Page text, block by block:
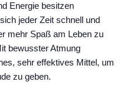
Energie besitzen
jeder Zeit schnell und
mehr Spaß am Leben zu
bewusster Atmung
sehr effektives Mittel, um
zu geben.